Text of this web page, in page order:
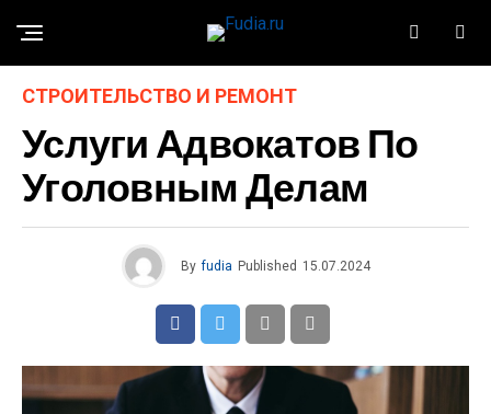
СТРОИТЕЛЬСТВО И РЕМОНТ
Услуги Адвокатов По
Уголовным Делам
By fudia Published 15.07.2024